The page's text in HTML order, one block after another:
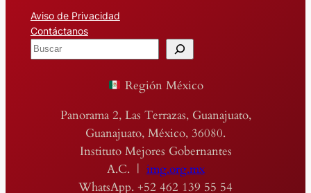
Aviso de Privacidad
Contáctanos
B
u
Región México
Panorama 2, Las Terrazas, Guanajuato,
Guanajuato, México, 36080.
Instituto Mejores Gobernantes
A.C. | img.org.mx
WhatsApp. +52 462 139 55 54